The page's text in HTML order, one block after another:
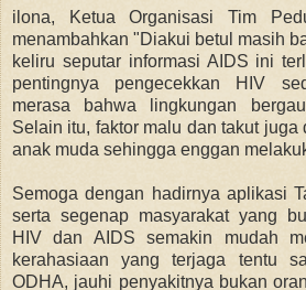
ilona, Ketua Organisasi Tim
menambahkan "Diakui betul masih
keliru seputar informasi AIDS ini
pentingnya pengecekkan HIV
merasa bahwa lingkungan
Selain itu, faktor malu dan takut juga
anak muda sehingga enggan
Semoga dengan hadirnya aplikasi
serta segenap masyarakat yang
HIV dan AIDS semakin mudah
kerahasiaan yang terjaga tentu
ODHA, jauhi penyakitnya bukan